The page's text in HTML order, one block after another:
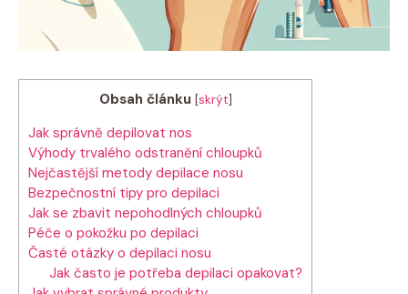
Obsah článku [skrýt]
Jak správně depilovat nos
Výhody trvalého odstranění chloupků
Nejčastější metody depilace nosu
Bezpečnostní tipy pro depilaci
Jak se zbavit nepohodlných chloupků
Péče o pokožku po depilaci
Časté otázky o depilaci nosu
Jak často je potřeba depilaci opakovat?